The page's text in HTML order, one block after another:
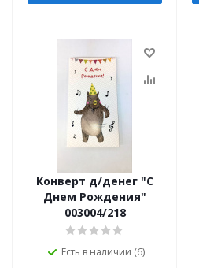
Конверт д/денег "С
Днем Рождения"
003004/218
Есть в наличии (6)